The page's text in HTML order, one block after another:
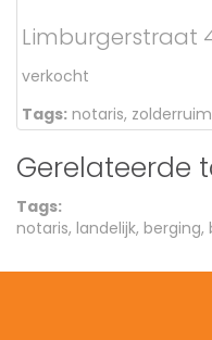
Limburgerstraat
verkocht
Tags: notaris,
Gerelateerde
Tags:
notaris, landelijk, berging,